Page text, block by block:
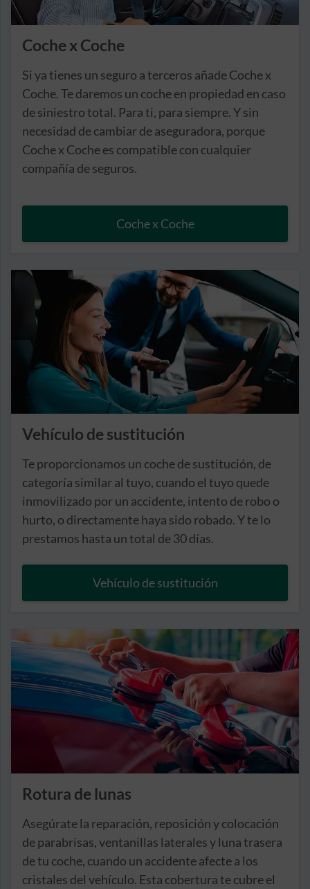
Coche x Coche
Si ya tienes un seguro a terceros añade Coche x
Coche. Te daremos un coche en propiedad en caso
de siniestro total. Para ti, para siempre. Y sin
necesidad de cambiar de aseguradora, porque
Coche x Coche es compatible con cualquier
compañía de seguros.
Coche x Coche
Vehículo de sustitución
Te proporcionamos un coche de sustitución, de
categoría similar al tuyo, cuando el tuyo quede
inmovilizado por un accidente, intento de robo o
hurto, o directamente haya sido robado. Y te lo
prestamos hasta un total de 30 días.
Vehículo de sustitución
Rotura de lunas
Asegúrate la reparación, reposición y colocación
de parabrisas, ventanillas laterales y luna trasera
de tu coche, cuando un accidente afecte a los
cristales del vehículo. Esta cobertura te cubre el